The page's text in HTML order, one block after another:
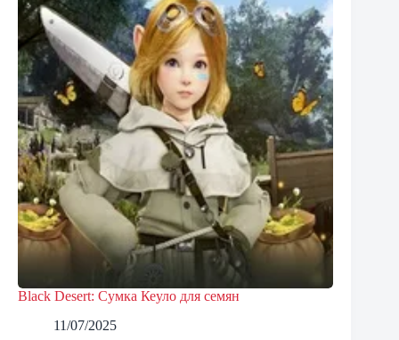
Black Desert: Сумка Кеуло для семян
11/07/2025